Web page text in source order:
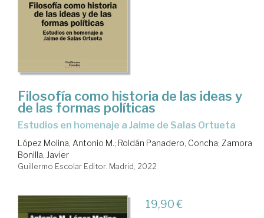
Filosofía como historia de las ideas y
de las formas políticas
Estudios en homenaje a Jaime de Salas Ortueta
López Molina, Antonio M.; Roldán Panadero, Concha; Zamora
Bonilla, Javier
Guillermo Escolar Editor. Madrid, 2022
19,90 €